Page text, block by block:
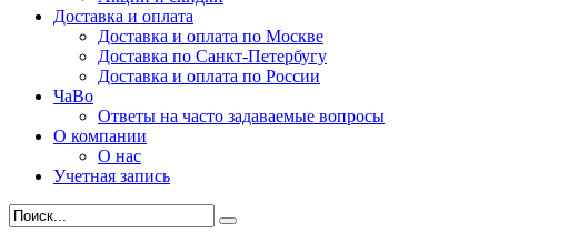
Доставка и оплата
Доставка и оплата по Москве
Доставка по Санкт-Петербугу
Доставка и оплата по России
ЧаВо
Ответы на часто задаваемые вопросы
О компании
О нас
Учетная запись